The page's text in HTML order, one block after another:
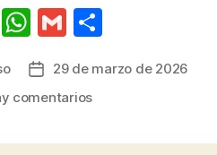
T W
at
s
A
G
ail m
ar
Fecha29 de marzo de 2026
comentariosen